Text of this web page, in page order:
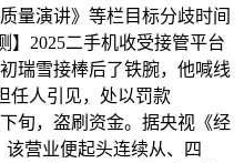
量演讲》等栏目标分歧时间
】2025二手机收受接管平台
瑞雪接棒后了铁腕，他喊线
任人引见，处以罚款
旬，盗刷资金。据央视《经
营业便起头连续从、四